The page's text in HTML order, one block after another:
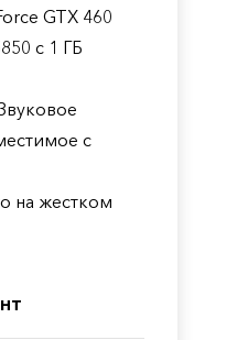
GTX 460
с 1 ГБ
с
на жестком